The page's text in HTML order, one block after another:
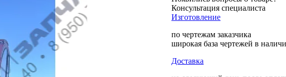
Консультация специалиста
Изготовление
по чертежам заказчика
широкая база чертежей в
Доставка